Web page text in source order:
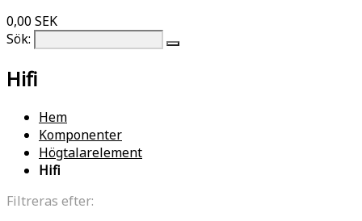
0,00 SEK
Sök:
Hifi
Hem
Komponenter
Högtalarelement
Hifi
Filtreras efter: